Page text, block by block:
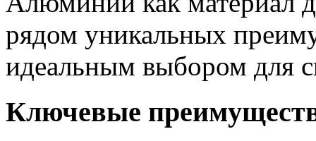
рядом уникальных
идеальным выбором для
Ключевые